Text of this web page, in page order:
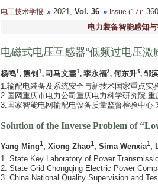
电工技术学报 2021, Vol. 36 Issue (17):
电力装备智能感知
电磁式电压互感器“低频过电压激
杨鸣1, 熊钊 1, 司马文霞1, 李永福2, 何东升3, 邹
1.输配电装备及系统安全与新技术国家重点实
2.国网重庆市电力公司重庆电力科学研究院 重
3.国家智能电网输配电设备质量监督检验中心
Solution of the Inverse Problem of
Yang Ming1, Xiong Zhao1, Sima Wenxia1,
1. State Key Laboratory of Power
2. State Grid Chongqing Electric Power
3. China National Quality Supervision and